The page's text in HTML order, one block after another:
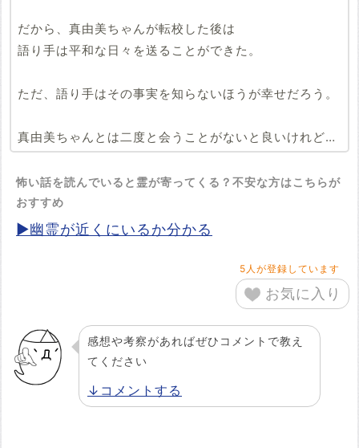
だから、真由美ちゃんが転校した後は
語り手は平和な日々を送ることができた。
ただ、語り手はその事実を知らないほうが幸せだろう。
真由美ちゃんとは二度と会うことがないと良いけれど…
怖い話を読んでいると霊が寄ってくる？不安な方はこちらが
おすすめ
▶幽霊が近くにいるか分かる
5 人が登録しています
お気に入り
感想や考察があればぜひコメントで教え
てください
↓コメントする